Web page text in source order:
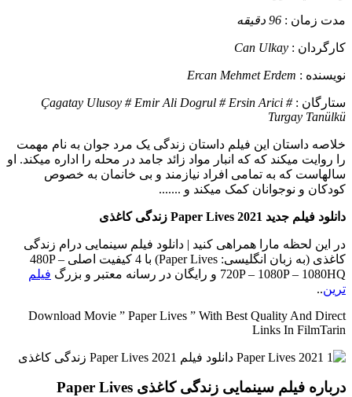
مدت زمان : 96 دقیقه
کارگردان : Can Ulkay
نويسنده : Ercan Mehmet Erdem
ستارگان :Çagatay Ulusoy # Emir Ali Dogrul # Ersin Arici #
Turgay Tanülkü
خلاصه داستان این فیلم داستان زندگی یک مرد جوان به نام مهمت
را روایت میکند که که انبار مواد زائد جامد در محله را اداره میکند. او
سالهاست که به تمامی افراد نیازمند و بی خانمان به خصوص
کودکان و نوجوانان کمک میکند و .......
دانلود فیلم جدید Paper Lives 2021 زندگی کاغذی
در این لحظه مارا همراهی کنید | دانلود فیلم سینمایی درام زندگی
کاغذی (به زبان انگلیسی: Paper Lives) با 4 کیفیت اصلی 480P –
720P – 1080P – 1080HQ و رایگان در رسانه معتبر و بزرگ
فیلم
ترین..
Download Movie ” Paper Lives ” With Best Quality And Direct
Links In FilmTarin
درباره فیلم سینمایی زندگی کاغذی Paper Lives